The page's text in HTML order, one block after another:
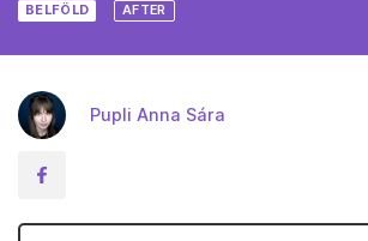
BELFÖLD AFTER
Pupli Anna Sára